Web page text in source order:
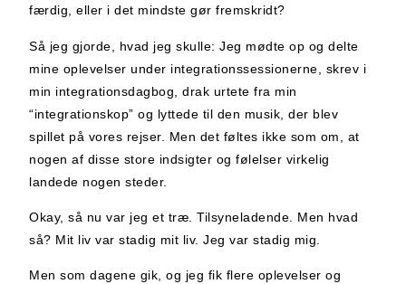
færdig, eller i det mindste gør fremskridt?
Så jeg gjorde, hvad jeg skulle: Jeg mødte op og delte
mine oplevelser under integrationssessionerne, skrev i
min integrationsdagbog, drak urtete fra min
“integrationskop” og lyttede til den musik, der blev
spillet på vores rejser. Men det føltes ikke som om, at
nogen af disse store indsigter og følelser virkelig
landede nogen steder.
Okay, så nu var jeg et træ. Tilsyneladende. Men hvad
så? Mit liv var stadig mit liv. Jeg var stadig mig.
Men som dagene gik, og jeg fik flere oplevelser og